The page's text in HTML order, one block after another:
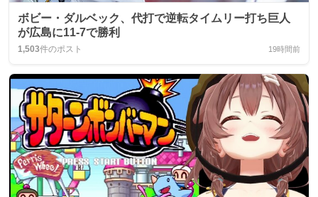
ボビー・ダルベック、代打で逆転タイムリー打ち巨人
が広島に11-7で勝利
1,503件のポスト 19時間前